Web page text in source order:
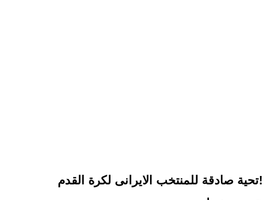
تحية صادقة للمنتخب الايرانى لكرة القدم!